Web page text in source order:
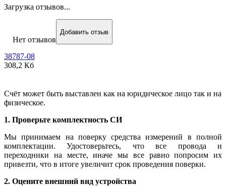
Загрузка отзывов...
Нет отзывов
Добавить отзыв
38787-08
308,2 Кб
Счёт может быть выставлен как на юридическое лицо так и на
физическое.
1. Проверьте комплектность СИ
Мы принимаем на поверку средства измерений в полной
комплектации. Удостоверьтесь, что все провода и
переходники на месте, иначе мы все равно попросим их
привезти, что в итоге увеличит срок проведения поверки.
2. Оцените внешний вид устройства